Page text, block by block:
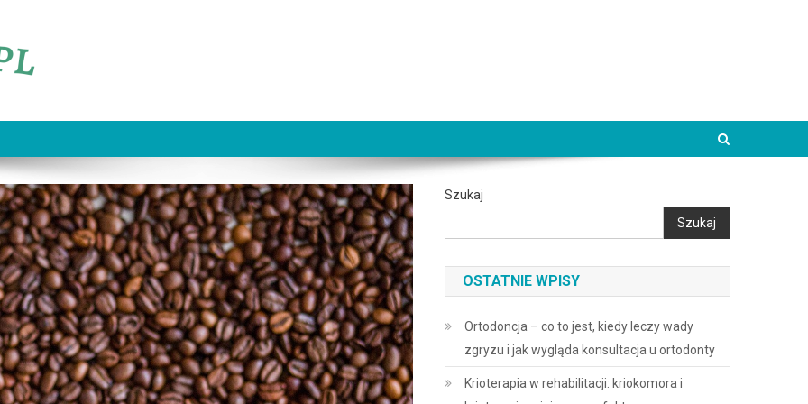
Szukaj
Szukaj
OSTATNIE WPISY
Ortodoncja – co to jest, kiedy leczy wady
zgryzu i jak wygląda konsultacja u ortodonty
Krioterapia w rehabilitacji: kriokomora i